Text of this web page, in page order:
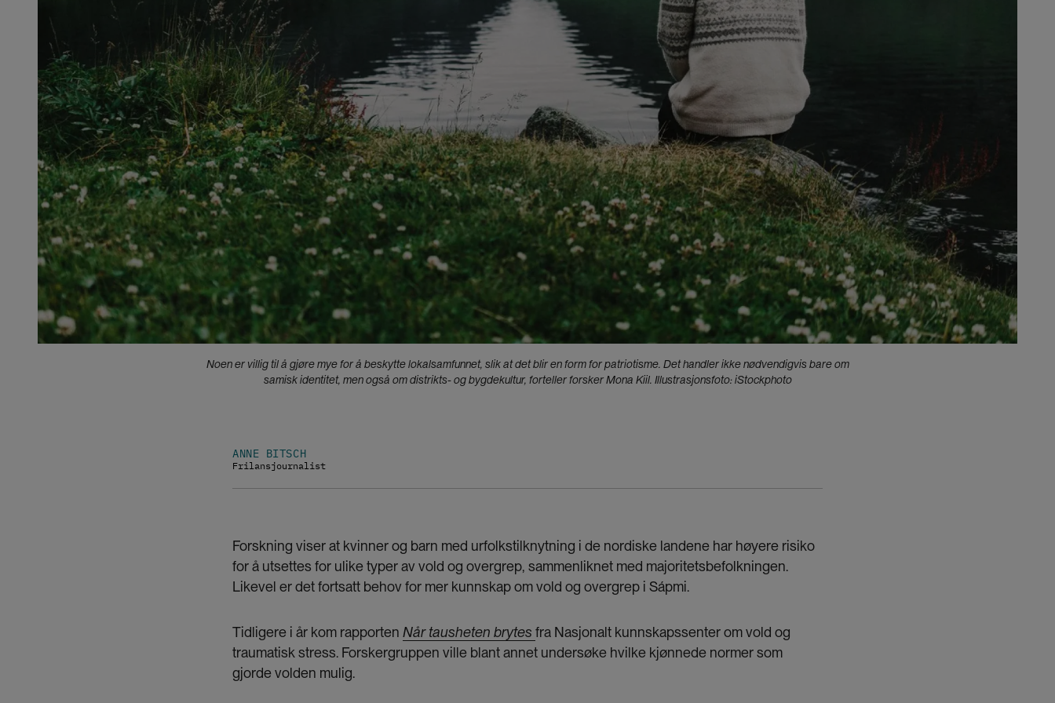
Noen er villig til å gjøre mye for å beskytte lokalsamfunnet, slik at det blir en form for patriotisme. Det handler ikke nødvendigvis bare om
samisk identitet, men også om distrikts- og bygdekultur, forteller forsker Mona Kiil. Illustrasjonsfoto: iStockphoto
ANNE BITSCH
Frilansjournalist
Forskning viser at kvinner og barn med urfolkstilknytning i de nordiske landene har høyere risiko
for å utsettes for ulike typer av vold og overgrep, sammenliknet med majoritetsbefolkningen.
Likevel er det fortsatt behov for mer kunnskap om vold og overgrep i Sápmi.
Tidligere i år kom rapporten Når tausheten brytes fra Nasjonalt kunnskapssenter om vold og
traumatisk stress. Forskergruppen ville blant annet undersøke hvilke kjønnede normer som
gjorde volden mulig.